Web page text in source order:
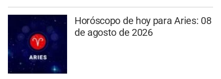
Horóscopo de hoy para Aries: 08
de agosto de 2026